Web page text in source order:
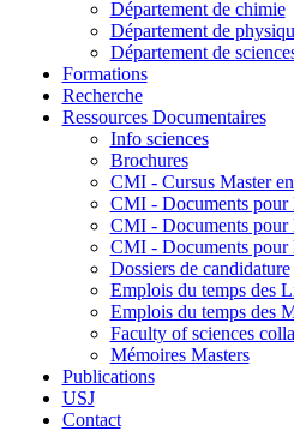
Département de chimie
Département de
Département de
Formations
Recherche
Ressources Documentaires
Info sciences
Brochures
CMI - Cursus Master
CMI - Documents pour
CMI - Documents pour
CMI - Documents pour
Dossiers de candidature
Emplois du temps des
Emplois du temps des
Faculty of sciences
Mémoires Masters
Publications
USJ
Contact